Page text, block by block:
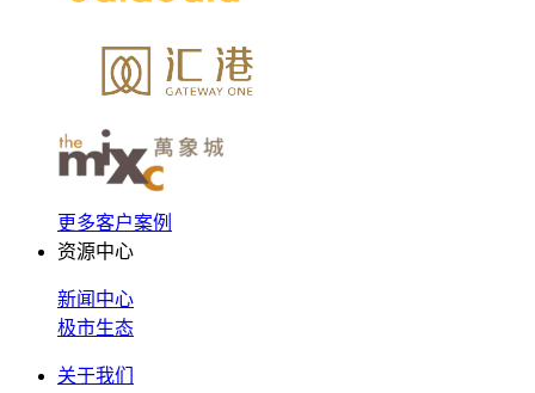
更多客户案例
资源中心
新闻中心
极市生态
关于我们